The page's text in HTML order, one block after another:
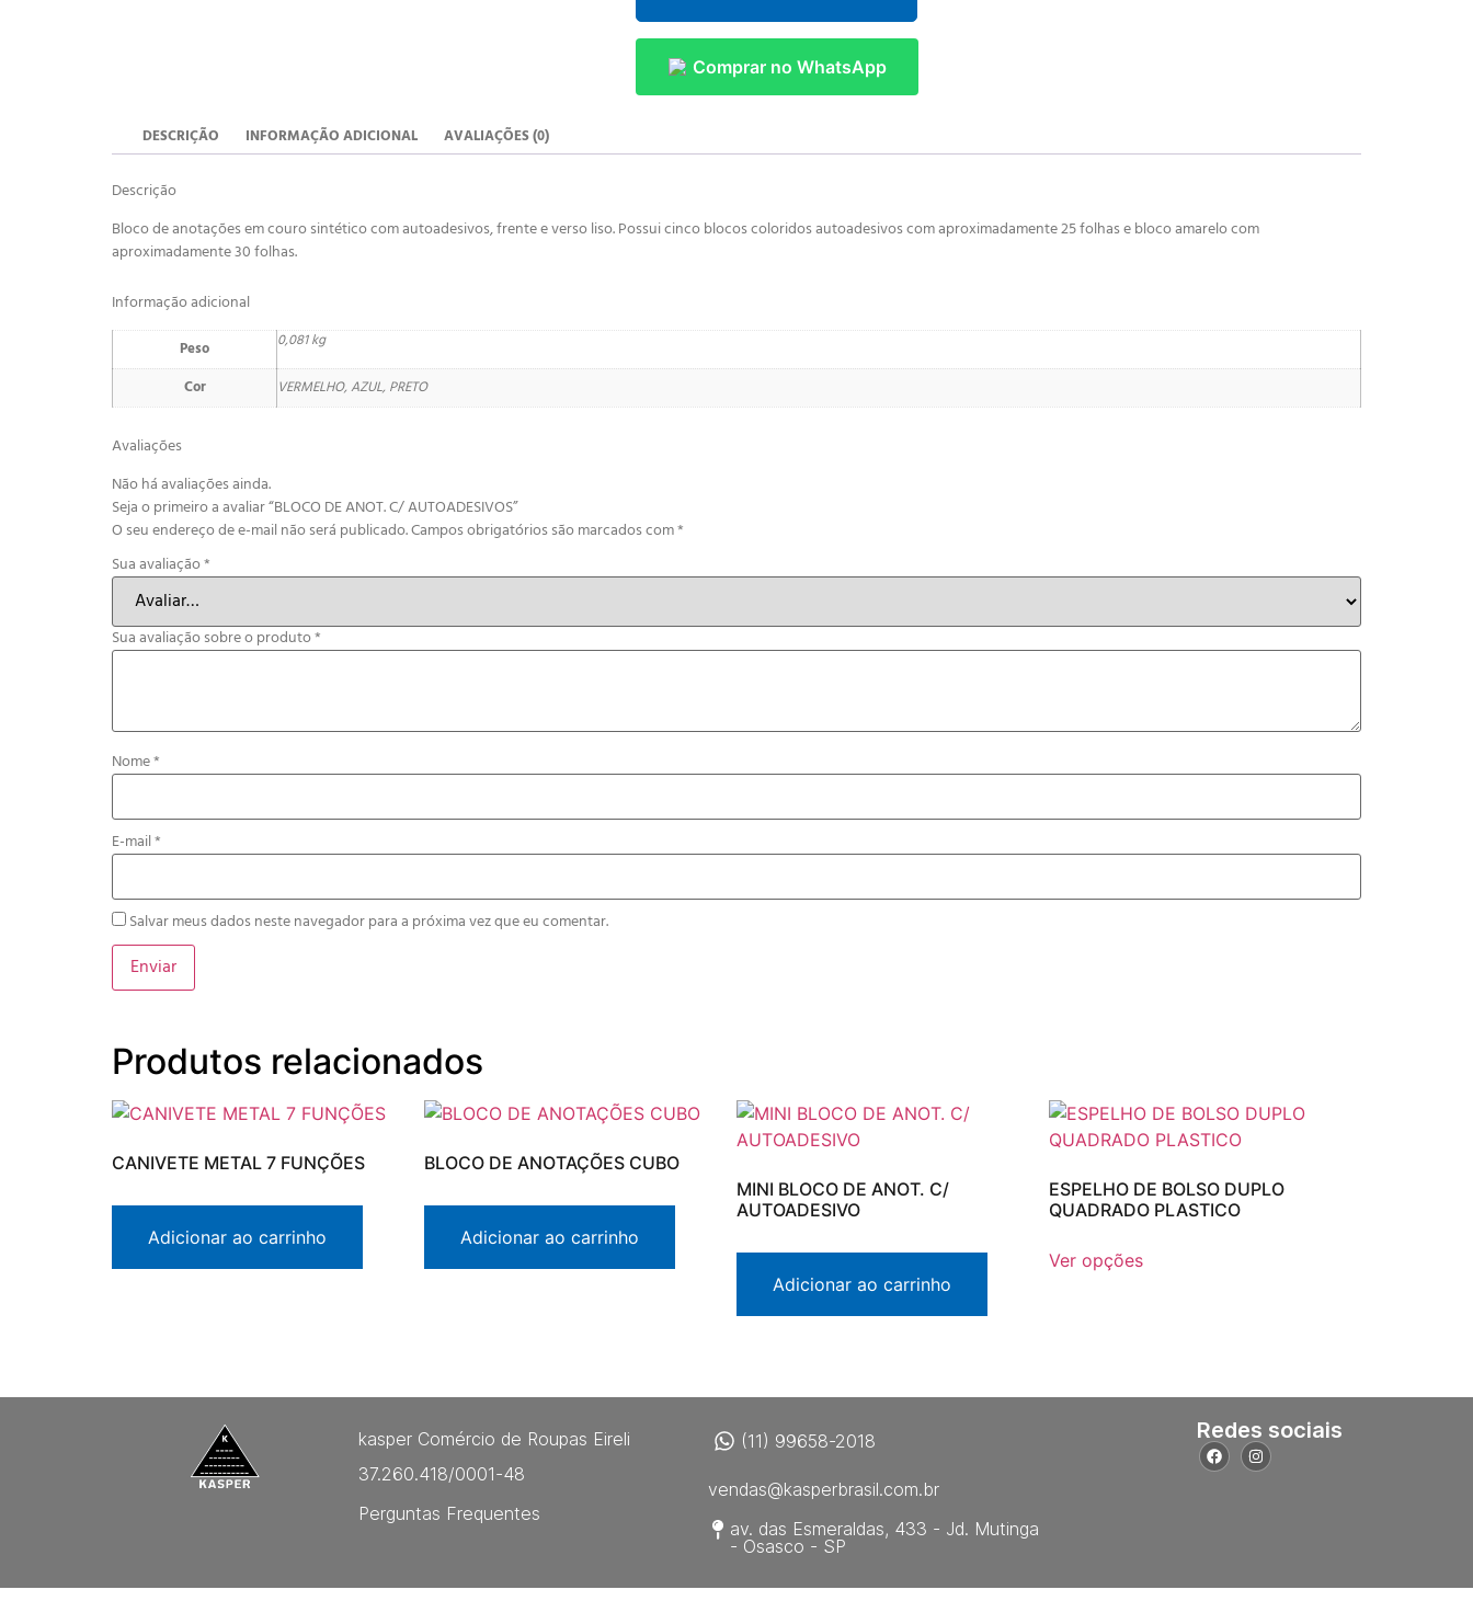
Comprar no WhatsApp
DESCRIÇÃO INFORMAÇÃO ADICIONAL AVALIAÇÕES (0)
Descrição
Bloco de anotações em couro sintético com autoadesivos, frente e verso liso. Possui cinco blocos coloridos autoadesivos com aproximadamente 25 folhas e bloco amarelo com
aproximadamente 30 folhas.
Informação adicional
Peso 0,081 kg
Cor VERMELHO, AZUL, PRETO
Avaliações
Não há avaliações ainda.
Seja o primeiro a avaliar “BLOCO DE ANOT. C/ AUTOADESIVOS”
O seu endereço de e-mail não será publicado.Campos obrigatórios são marcados com*
Sua avaliação*
Sua avaliação sobre o produto*
Nome*
E-mail*
Salvar meus dados neste navegador para a próxima vez que eu comentar.
Produtos relacionados
CANIVETE METAL 7 FUNÇÕES
Adicionar ao carrinho
BLOCO DE ANOTAÇÕES CUBO
Adicionar ao carrinho
MINI BLOCO DE ANOT. C/
AUTOADESIVO
Adicionar ao carrinho
ESPELHO DE BOLSO DUPLO
QUADRADO PLASTICO
Ver opções
kasper Comércio de Roupas Eireli
37.260.418/0001-48
Perguntas Frequentes
(11) 99658-2018
vendas@kasperbrasil.com.br
av. das Esmeraldas, 433 - Jd. Mutinga
- Osasco - SP
Redes sociais